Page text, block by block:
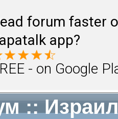
forum faster
app?
- on Google
::